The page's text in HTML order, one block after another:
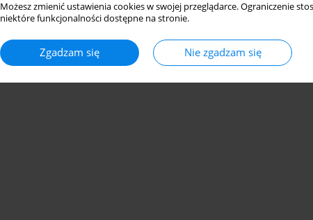
Możesz zmienić ustawienia cookies w swojej przeglądarce. Ograniczenie
niektóre funkcjonalności dostępne na stronie.
Zgadzam się Nie zgadzam się